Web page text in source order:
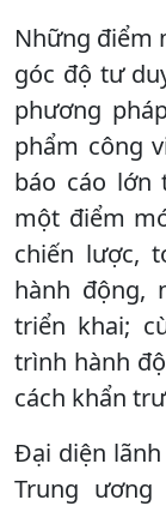
Những điểm
góc độ tư
phương
phẩm công
báo cáo lớn
một điểm
chiến lược,
hành động,
triển khai;
trình hành
cách khẩn
Đại diện lãnh
Trung